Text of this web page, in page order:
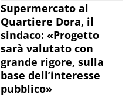
Supermercato al
Quartiere Dora, il
sindaco: «Progetto
sarà valutato con
grande rigore, sulla
base dell’interesse
pubblico»